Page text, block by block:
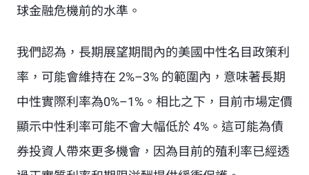
球金融危機前的水準。
我們認為，長期展望期間內的美國中性名目政策利
率，可能會維持在 2%–3% 的範圍內，意味著長期
中性實際利率為0%–1%。相比之下，目前市場定價
顯示中性利率可能不會大幅低於 4%。這可能為債
券投資人帶來更多機會，因為目前的殖利率已經透